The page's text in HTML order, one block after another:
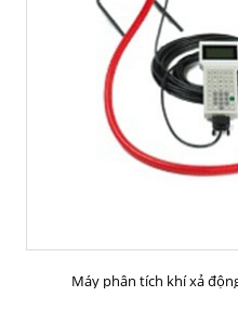
Máy phân tích khí xả